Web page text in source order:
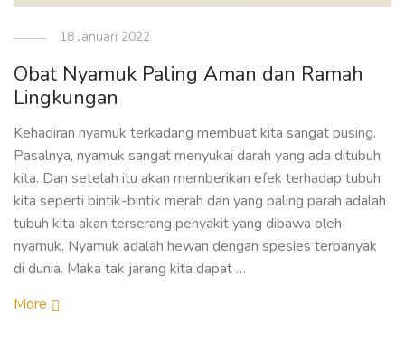
18 Januari 2022
Obat Nyamuk Paling Aman dan Ramah
Lingkungan
Kehadiran nyamuk terkadang membuat kita sangat pusing.
Pasalnya, nyamuk sangat menyukai darah yang ada ditubuh
kita. Dan setelah itu akan memberikan efek terhadap tubuh
kita seperti bintik-bintik merah dan yang paling parah adalah
tubuh kita akan terserang penyakit yang dibawa oleh
nyamuk. Nyamuk adalah hewan dengan spesies terbanyak
di dunia. Maka tak jarang kita dapat …
More